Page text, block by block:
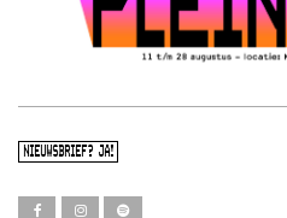
NIEUWSBRIEF? JA!